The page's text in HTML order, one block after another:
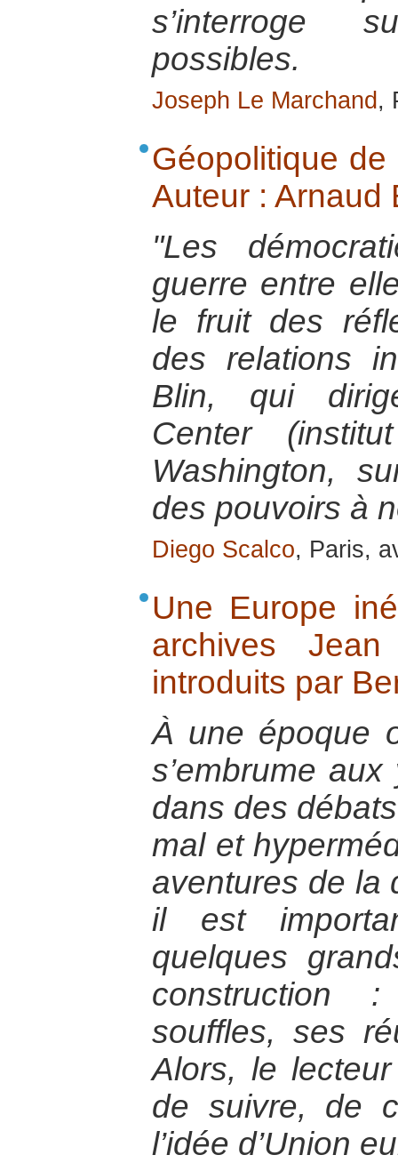
s’interroge
possibles.
Joseph Le Marchand ,
Géopolitique
Auteur : Arnaud
"Les
guerre entre
le fruit des
des relations
Blin, qui
Center
Washington,
des pouvoirs à
Diego Scalco, Paris,
Une Europe
archives
introduits par
À une époque
s’embrume
dans des
mal et
aventures de la
il est
quelques
construction
souffles, ses
Alors, le
de suivre, de
l’idée d’Union